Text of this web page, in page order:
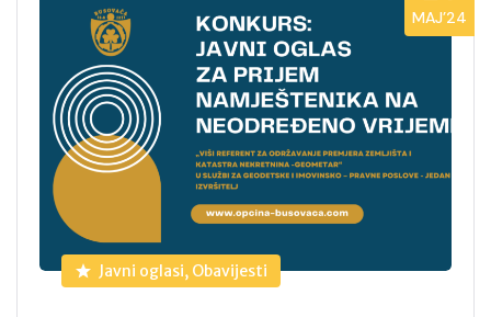
MAJ’24
Javni oglasi, Obavijesti